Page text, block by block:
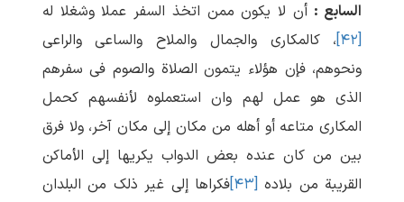
السابع : أن لا یکون ممن اتخذ السفر عملا وشغلا له
[۴۲]
، کالمکاری والجمال والملاح والساعی والراعی
ونحوهم، فإن هؤلاء یتمون الصلاة والصوم فی سفرهم
الذی هو عمل لهم وان استعملوه لأنفسهم کحمل
المکاری متاعه أو أهله من مکان إلی مکان آخر، ولا فرق
بین من کان عنده بعض الدواب یکریها إلی الأماکن
القریبة من بلاده [۴۳]
فکراها إلی غیر ذلک من البلدان